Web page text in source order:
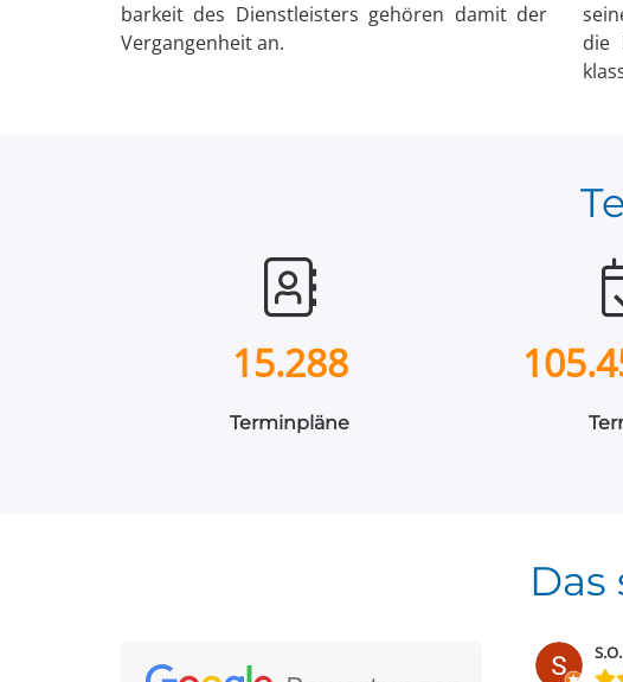
barkeit des Dienst­leisters gehören damit der
Vergangen­heit an.
die
15.288
Terminpläne
Das
S.O.